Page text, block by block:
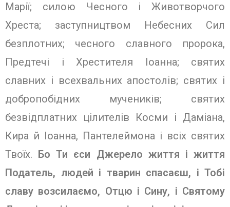
Марії; силою Чесного і Животворчого
Хреста; заступництвом Небесних Сил
безплотних; чесного славного пророка,
Предтечі і Хрестителя Іоанна; святих
славних і всехвальних апостолів; святих і
добропобідних мучеників; святих
безвідплатних цілителів Косми і Даміана,
Кира й Іоанна, Пантелеймона і всіх святих
Твоїх. Бо Ти єси Джерело життя і життя
Податель, людей і тварин спасаєш, і Тобі
славу возсилаємо, Отцю і Сину, і Святому